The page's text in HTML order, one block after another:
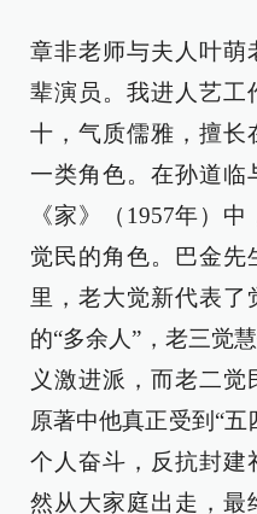
章非老师与夫人叶萌
辈演员。我进人艺工
十，气质儒雅，擅长
一类角色。在孙道临
《家》（1957年）
觉民的角色。巴金先
里，老大觉新代表了
的“多余人”，老三觉
义激进派，而老二
原著中他真正受到“五
个人奋斗，反抗封建
然从大家庭出走，最